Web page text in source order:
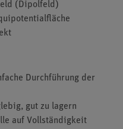
(Dipolfeld)
Durchführung der
gut zu lagern
auf Vollständigkeit